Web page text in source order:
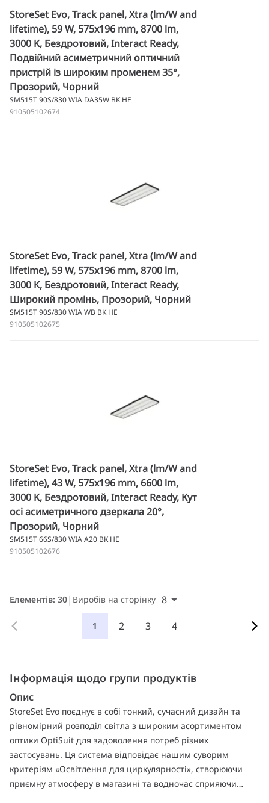
StoreSet Evo, Track panel, Xtra (lm/W and
lifetime), 59 W, 575x196 mm, 8700 lm,
3000 K, Бездротовий, Interact Ready,
Подвійний асиметричний оптичний
пристрій із широким променем 35°,
Прозорий, Чорний
SM515T 90S/830 WIA DA35W BK HE
910505102674
StoreSet Evo, Track panel, Xtra (lm/W and
lifetime), 59 W, 575x196 mm, 8700 lm,
3000 K, Бездротовий, Interact Ready,
Широкий промінь, Прозорий, Чорний
SM515T 90S/830 WIA WB BK HE
910505102675
StoreSet Evo, Track panel, Xtra (lm/W and
lifetime), 43 W, 575x196 mm, 6600 lm,
3000 K, Бездротовий, Interact Ready, Кут
осі асиметричного дзеркала 20°,
Прозорий, Чорний
SM515T 66S/830 WIA A20 BK HE
910505102676
Елементів: 30 Виробів на сторінку 8
1 2 3 4
Інформація щодо групи продуктів
Опис
StoreSet Evo поєднує в собі тонкий, сучасний дизайн та
рівномірний розподіл світла з широким асортиментом
оптики OptiSuit для задоволення потреб різних
застосувань. Ця система відповідає нашим суворим
критеріям «Освітлення для циркулярності», створюючи
приємну атмосферу в магазині та водночас сприяючи